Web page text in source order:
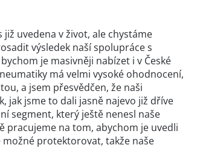
uvedena v život, ale chystáme
výsledek naší spolupráce s
je masivněji nabízet i v České
má velmi vysoké ohodnocení,
a jsem přesvědčen, že naši
jak jsme to dali jasně najevo již dříve
segment, který ještě nenesl naše
pracujeme na tom, abychom je uvedli
protektorovat, takže naše